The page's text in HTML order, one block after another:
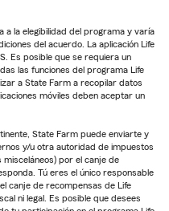
a la elegibilidad del programa y varía
del acuerdo. La aplicación Life
Es posible que se requiera un
las funciones del programa Life
a State Farm a recopilar datos
móviles deben aceptar un
State Farm puede enviarte y
y/u otra autoridad de impuestos
misceláneos) por el canje de
Tú eres el único responsable
canje de recompensas de Life
ni legal. Es posible que desees